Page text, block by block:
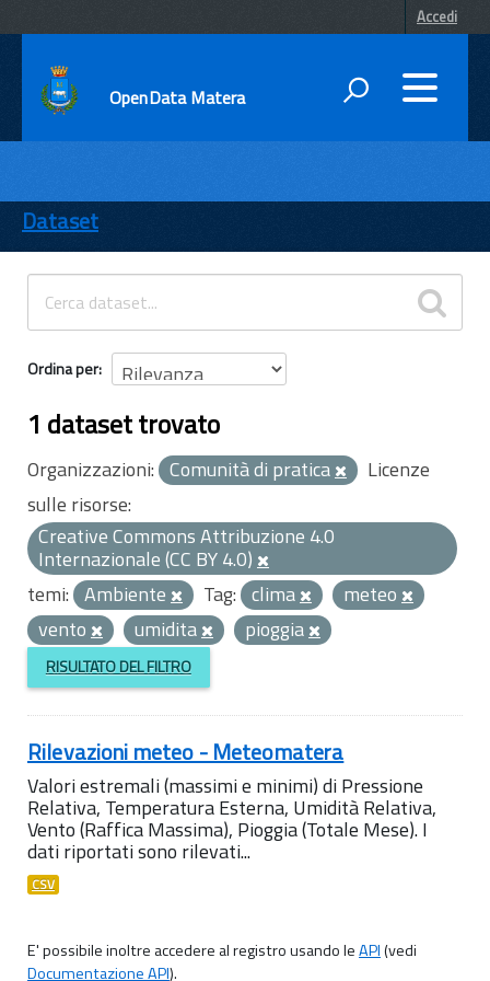
Accedi
OpenData Matera
ENTI
TEMI
INFORMAZIONI
Dataset
Ordina per
1 dataset trovato
Organizzazioni: Comunità di pratica
Licenze
sulle risorse:
Creative Commons Attribuzione 4.0
Internazionale (CC BY 4.0)
temi: Ambiente Tag: clima
meteo
vento
umidita pioggia
RISULTATO DEL FILTRO
Rilevazioni meteo - Meteomatera
Valori estremali (massimi e minimi) di Pressione
Relativa, Temperatura Esterna, Umidità Relativa,
Vento (Raffica Massima), Pioggia (Totale Mese). I
dati riportati sono rilevati...
CSV
E' possibile inoltre accedere al registro usando leAPI(vedi
Documentazione API).